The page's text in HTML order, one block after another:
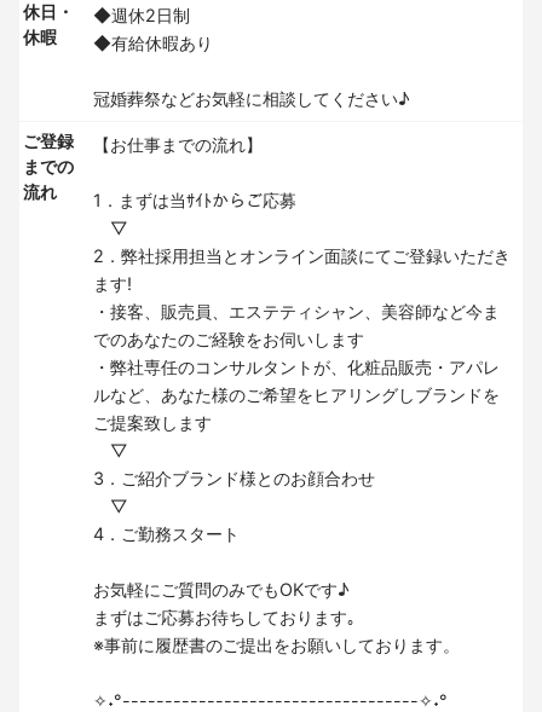
休日・
休暇
◆週休2日制
◆有給休暇あり
冠婚葬祭などお気軽に相談してください♪
ご登録
までの
流れ
【お仕事までの流れ】
1．まずは当ｻｲﾄからご応募
▽
2．弊社採用担当とオンライン面談にてご登録いただき
ます!
・接客、販売員、エステティシャン、美容師など今ま
でのあなたのご経験をお伺いします
・弊社専任のコンサルタントが、化粧品販売・アパレ
ルなど、あなた様のご希望をヒアリングしブランドを
ご提案致します
▽
3．ご紹介ブランド様とのお顔合わせ
▽
4．ご勤務スタート
お気軽にご質問のみでもOKです♪
まずはご応募お待ちしております｡
※事前に履歴書のご提出をお願いしております。
✧˖°-----------------------------------✧˖°